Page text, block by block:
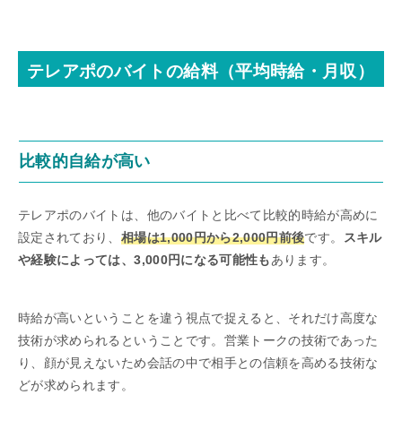
テレアポのバイトの給料（平均時給・月収）
比較的自給が高い
テレアポのバイトは、他のバイトと比べて比較的時給が高めに
設定されており、 相場は1,000円から2,000円前後です。
スキル
や経験によっては、3,000円になる可能性もあります。
時給が高いということを違う視点で捉えると、それだけ高度な
技術が求められるということです。営業トークの技術であった
り、顔が見えないため会話の中で相手との信頼を高める技術な
どが求められます。